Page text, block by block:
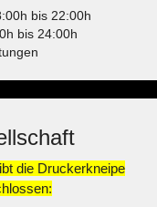
bis 22:00h
bis 24:00h
die Druckerkneipe